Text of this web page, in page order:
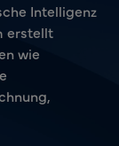
Intelligenz
erstellt
wie